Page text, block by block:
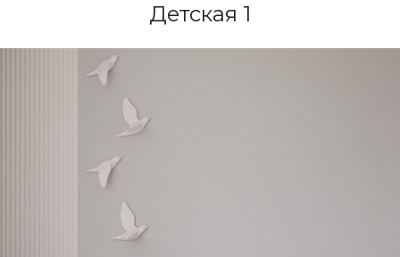
Детская 1